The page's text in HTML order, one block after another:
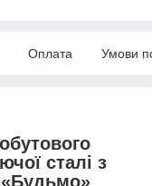
Оплата Умови
сталі з